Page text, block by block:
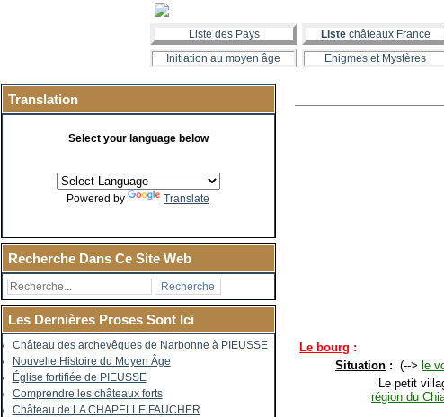
Liste des Pays Liste châteaux France
Initiation au moyen âge
Enigmes et Mystères
Translation
Select your language below
Powered by Translate
Recherche Dans Ce Site Web
Les Dernières Proses Sont Ici
Château des archevêques de Narbonne à PIEUSSE
Nouvelle Histoire du Moyen Âge
Église fortifiée de PIEUSSE
Comprendre les châteaux forts
Château de LA CHAPELLE FAUCHER
Le bourg :
Situation : (--> le
Le petit
région du